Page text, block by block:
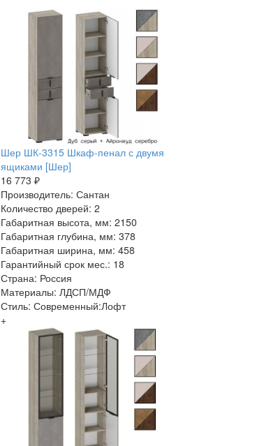
Шер ШК-3315 Шкаф-пенал с двумя
ящиками [Шер]
16 773 ₽
Производитель: Сантан
Количество дверей: 2
Габаритная высота, мм: 2150
Габаритная глубина, мм: 378
Габаритная ширина, мм: 458
Гарантийный срок мес.: 18
Страна: Россия
Материалы: ЛДСП/МДФ
Стиль: Современный:Лофт
+